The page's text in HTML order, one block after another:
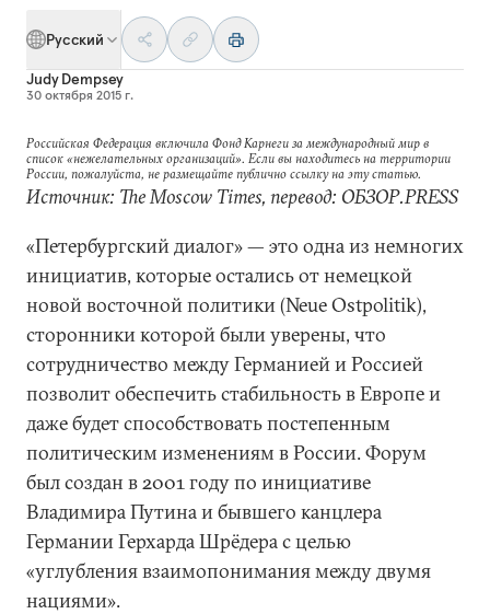
Русский
Judy Dempsey
30 октября 2015 г.
Российская Федерация включила Фонд Карнеги за международный мир в
список «нежелательных организаций». Если вы находитесь на территории
России, пожалуйста, не размещайте публично ссылку на эту статью.
Источник: The Moscow Times, перевод: ОБЗОР.PRESS
«Петербургский диалог» — это одна из немногих
инициатив, которые остались от немецкой
новой восточной политики (Neue Ostpolitik),
сторонники которой были уверены, что
сотрудничество между Германией и Россией
позволит обеспечить стабильность в Европе и
даже будет способствовать постепенным
политическим изменениям в России. Форум
был создан в 2001 году по инициативе
Владимира Путина и бывшего канцлера
Германии Герхарда Шрёдера с целью
«углубления взаимопонимания между двумя
нациями».